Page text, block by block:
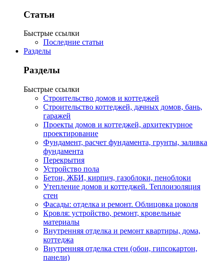
Статьи
Быстрые ссылки
Последние статьи
Разделы
Разделы
Быстрые ссылки
Строительство домов и коттеджей
Строительство коттеджей, дачных домов, бань,
гаражей
Проекты домов и коттеджей, архитектурное
проектирование
Фундамент, расчет фундамента, грунты, заливка
фундамента
Перекрытия
Устройство пола
Бетон, ЖБИ, кирпич, газоблоки, пеноблоки
Утепление домов и коттеджей. Теплоизоляция
стен
Фасады: отделка и ремонт. Облицовка цоколя
Кровля: устройство, ремонт, кровельные
материалы
Внутренняя отделка и ремонт квартиры, дома,
коттеджа
Внутренняя отделка стен (обои, гипсокартон,
панели)